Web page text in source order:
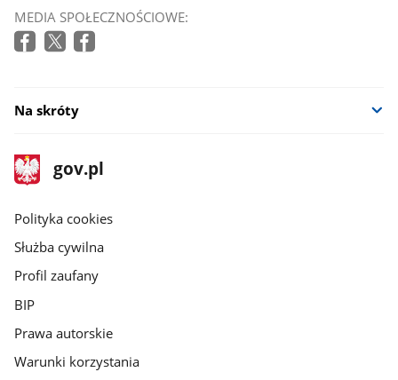
MEDIA SPOŁECZNOŚCIOWE:
Na skróty
stopka
gov.pl
Strona
gov.pl
gov.pl
Polityka cookies
Służba cywilna
Profil zaufany
BIP
Prawa autorskie
Warunki korzystania